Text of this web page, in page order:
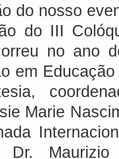
do nosso
do III
no ano
em
,
Marie
Dr.